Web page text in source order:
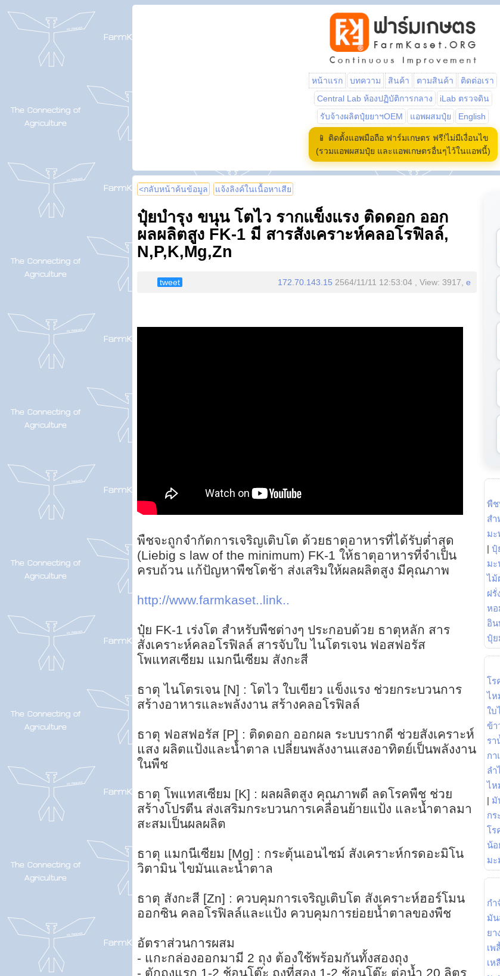
หน้าแรก บทความ สินค้า ตามสินค้า
ติดต่อเรา
Central Lab ห้องปฏิบัติการกลาง
iLab ตรวจดิน
รับจ้างผลิตปุ๋ยยาฯOEM
แอพผสมปุ๋ย English
📱 ติดตั้งแอพมือถือ ฟาร์มเกษตร ฟรี!ไม่มีเงื่อนไข
(รวมแอพผสมปุ๋ย และแอพเกษตรอื่นๆไว้ในแอพนี้)
<กลับหน้าค้นข้อมูล แจ้งลิงค์ในเนื้อหาเสีย
ปุ๋ยบำรุง ขนุน โตไว รากแข็งแรง ติดดอก ออก
ผลผลิตสูง FK-1 มี สารสังเคราะห์คลอโรฟิลล์,
N,P,K,Mg,Zn
tweet 172.70.143.15 2564/11/11 12:53:04 , View: 3917, e
พืชจะถูกจำกัดการเจริญเติบโต ด้วยธาตุอาหารที่ได้รับต่ำสุด
(Liebig s law of the minimum) FK-1 ให้ธาตุอาหารที่จำเป็น
ครบถ้วน แก้ปัญหาพืชโตช้า ส่งเสริมให้ผลผลิตสูง มีคุณภาพ
http://www.farmkaset..link..
ปุ๋ย FK-1 เร่งโต สำหรับพืชต่างๆ ประกอบด้วย ธาตุหลัก สาร
สังเคราะห์คลอโรฟิลล์ สารจับใบ ไนโตรเจน ฟอสฟอรัส
โพแทสเซียม แมกนีเซียม สังกะสี
ธาตุ ไนโตรเจน [N] : โตไว ใบเขียว แข็งแรง ช่วยกระบวนการ
สร้างอาหารและพลังงาน สร้างคลอโรฟิลล์
ธาตุ ฟอสฟอรัส [P] : ติดดอก ออกผล ระบบรากดี ช่วยสังเคราะห์
แสง ผลิตแป้งและน้ำตาล เปลี่ยนพลังงานแสงอาทิตย์เป็นพลังงาน
ในพืช
ธาตุ โพแทสเซียม [K] : ผลผลิตสูง คุณภาพดี ลดโรคพืช ช่วย
สร้างโปรตีน ส่งเสริมกระบวนการเคลื่อนย้ายแป้ง และน้ำตาลมา
สะสมเป็นผลผลิต
ธาตุ แมกนีเซียม [Mg] : กระตุ้นเอนไซม์ สังเคราะห์กรดอะมิโน
วิตามิน ไขมันและน้ำตาล
ธาตุ สังกะสี [Zn] : ควบคุมการเจริญเติบโต สังเคราะห์ฮอร์โมน
ออกซิน คลอโรฟิลล์และแป้ง ควบคุมการย่อยน้ำตาลของพืช
อัตราส่วนการผสม
- แกะกล่องออกมามี 2 ถุง ต้องใช้พร้อมกันทั้งสองถุง
- ตักถุงแรก 1-2 ช้อนโต๊ะ ถุงที่สอง 1-2 ช้อนโต๊ะ ต่อน้ำ 20 ลิตร
พื
สำ
มะ
| ปุ๋
มะ
ไม้
ฝรั่
หอ
อิ
ปุ๋ย
โร
ไห
ใบ
ข้า
รา
กา
ลำ
ไห
| มั
กร
โร
น้อ
มะ
กำ
มัน
ยา
เพ
เห